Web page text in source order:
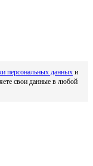
персональных данных и
свои данные в любой